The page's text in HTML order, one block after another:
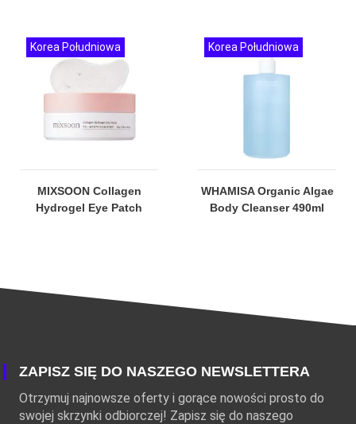
MIXSOON Collagen
Hydrogel Eye Patch
Korea Południowa
WHAMISA Organic Algae
Body Cleanser 490ml
Korea Południowa
ZAPISZ SIĘ DO NASZEGO NEWSLETTERA
Otrzymuj najnowsze oferty i gorące nowości prosto do
swojej skrzynki odbiorczej! Zapisz się do naszego